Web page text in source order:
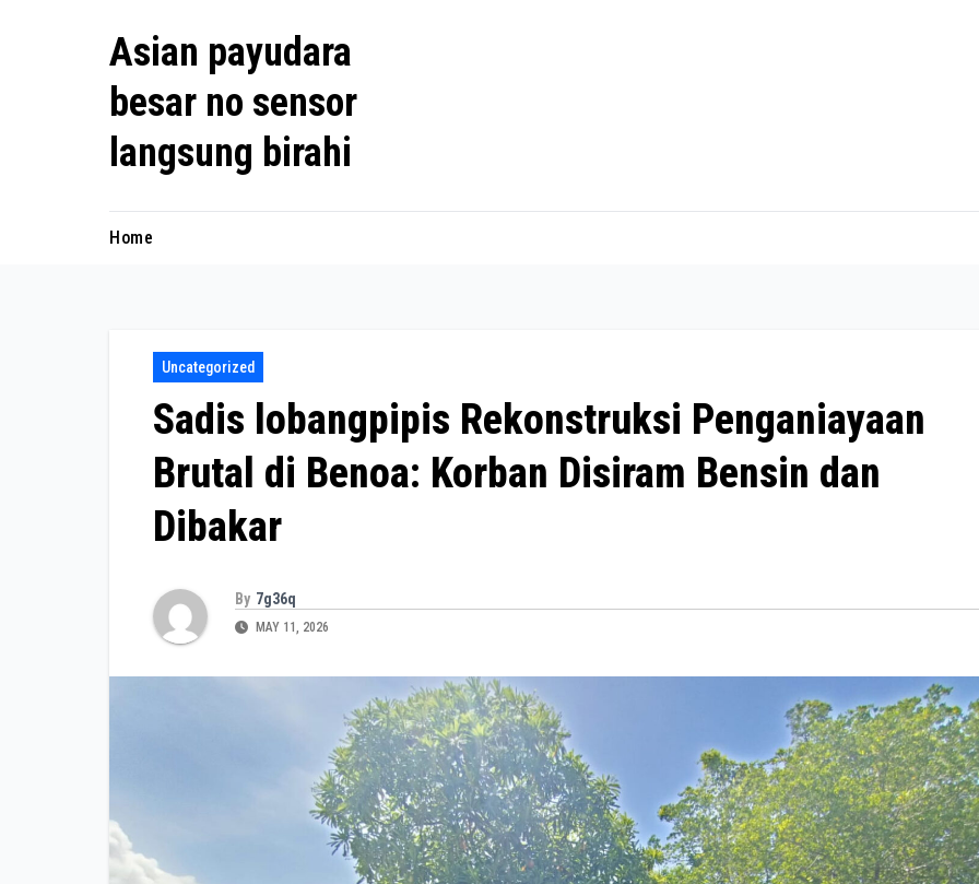
Asian payudara
besar no sensor
langsung birahi
Home
Uncategorized
Sadis lobangpipis Rekonstruksi Penganiayaan
Brutal di Benoa: Korban Disiram Bensin dan
Dibakar
By 7g36q
MAY 11, 2026